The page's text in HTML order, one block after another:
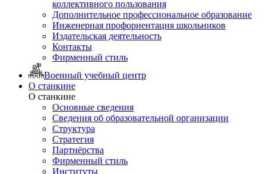
коллективного пользования
Дополнительное профессиональное образование
Инженерная профориентация школьников
Издательская деятельность
Контакты
Фирменный стиль
Военный учебный центр
О станкине
О станкине
Основные сведения
Сведения об образовательной организации
Структура
Стратегия
Партнёрства
Фирменный стиль
Институты